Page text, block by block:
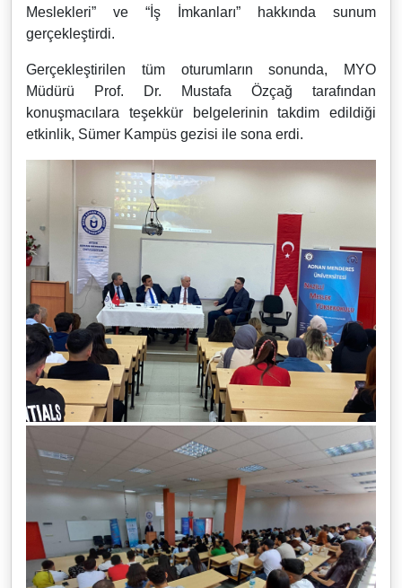
Meslekleri” ve “İş İmkanları” hakkında sunum
gerçekleştirdi.
Gerçekleştirilen tüm oturumların sonunda, MYO
Müdürü Prof. Dr. Mustafa Özçağ tarafından
konuşmacılara teşekkür belgelerinin takdim edildiği
etkinlik, Sümer Kampüs gezisi ile sona erdi.